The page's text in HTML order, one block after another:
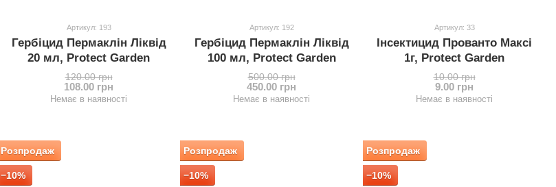
Артикул: 193
Гербіцид Пермаклін Ліквід
20 мл, Protect Garden
120.00 грн
108.00 грн
Немає в наявності
Артикул: 192
Гербіцид Пермаклін Ліквід
100 мл, Protect Garden
500.00 грн
450.00 грн
Немає в наявності
Артикул: 33
Інсектицид Прованто Максі
1г, Protect Garden
10.00 грн
9.00 грн
Немає в наявності
Розпродаж
−10%
Розпродаж
−10%
Розпродаж
−10%